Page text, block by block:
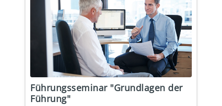
Führungsseminar "Grundlagen der
Führung"